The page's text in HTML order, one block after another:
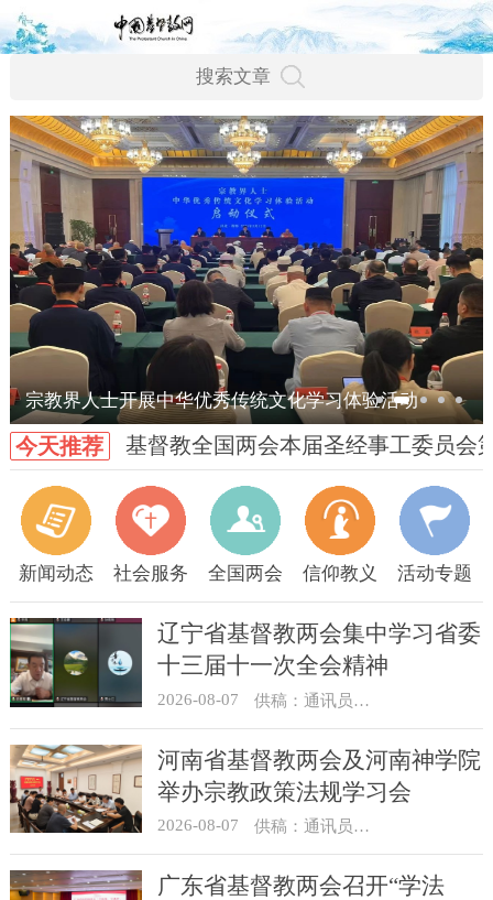
宗教界人士开展中华优秀传统文化学习体验活动
今天推荐 基督教全国两会本届圣经事工委员会
新闻动态 社会服务 全国两会 信仰教义 活动专题
辽宁省基督教两会集中学习省委
十三届十一次全会精神
2026-08-07 供稿：通讯员 顾利民
河南省基督教两会及河南神学院
举办宗教政策法规学习会
2026-08-07 供稿：通讯员 靳新元
广东省基督教两会召开“学法